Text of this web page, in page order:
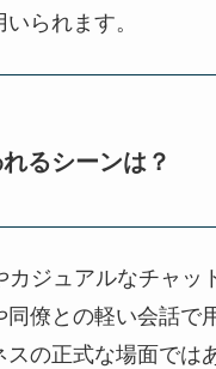
られます。
るシーンは？
カジュアルなチャッ
同僚との軽い会話で
スの正式な場面では